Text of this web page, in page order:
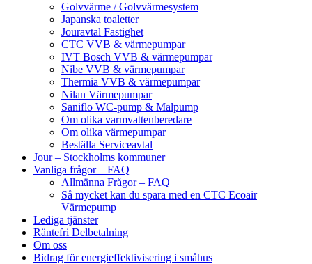
Golvvärme / Golvvärmesystem
Japanska toaletter
Jouravtal Fastighet
CTC VVB & värmepumpar
IVT Bosch VVB & värmepumpar
Nibe VVB & värmepumpar
Thermia VVB & värmepumpar
Nilan Värmepumpar
Saniflo WC-pump & Malpump
Om olika varmvattenberedare
Om olika värmepumpar
Beställa Serviceavtal
Jour – Stockholms kommuner
Vanliga frågor – FAQ
Allmänna Frågor – FAQ
Så mycket kan du spara med en CTC Ecoair
Värmepump
Lediga tjänster
Räntefri Delbetalning
Om oss
Bidrag för energieffektivisering i småhus